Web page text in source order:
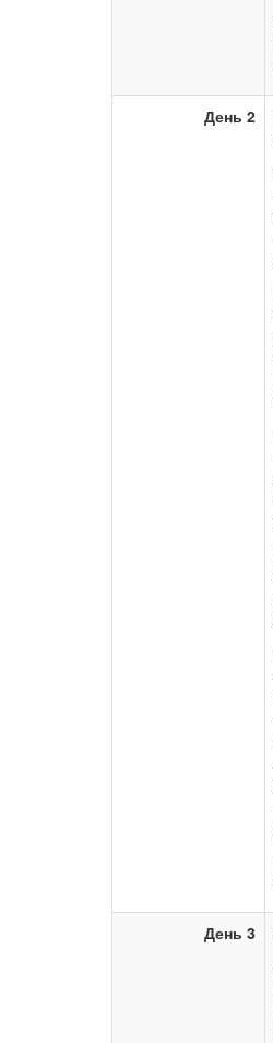
День 2
День 3